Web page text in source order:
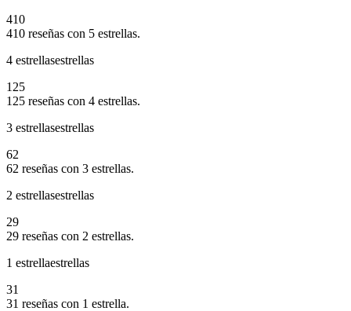
410
410 reseñas con 5 estrellas.
4 estrellasestrellas
125
125 reseñas con 4 estrellas.
3 estrellasestrellas
62
62 reseñas con 3 estrellas.
2 estrellasestrellas
29
29 reseñas con 2 estrellas.
1 estrellaestrellas
31
31 reseñas con 1 estrella.